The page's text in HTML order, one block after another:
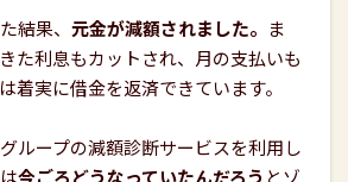
結果、 元金が減額されました。 ま
た利息もカットされ、月の支払いも
着実に借金を返済できています。
ループの減額診断サービスを利用し
今ごろどうなっていたんだろう とゾ